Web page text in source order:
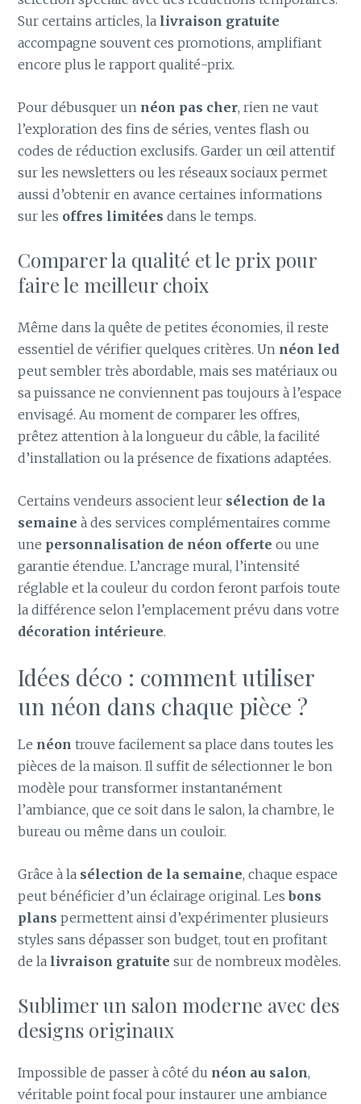
Sur certains articles, la livraison gratuite
accompagne souvent ces promotions, amplifiant
encore plus le rapport qualité-prix.
Pour débusquer un néon pas cher, rien ne vaut
l’exploration des fins de séries, ventes flash ou
codes de réduction exclusifs. Garder un œil attentif
sur les newsletters ou les réseaux sociaux permet
aussi d’obtenir en avance certaines informations
sur les offres limitées dans le temps.
Comparer la qualité et le prix pour
faire le meilleur choix
Même dans la quête de petites économies, il reste
essentiel de vérifier quelques critères. Un néon led
peut sembler très abordable, mais ses matériaux ou
sa puissance ne conviennent pas toujours à l’espace
envisagé. Au moment de comparer les offres,
prêtez attention à la longueur du câble, la facilité
d’installation ou la présence de fixations adaptées.
Certains vendeurs associent leur sélection de la
semaine à des services complémentaires comme
une personnalisation de néon offerte ou une
garantie étendue. L’ancrage mural, l’intensité
réglable et la couleur du cordon feront parfois toute
la différence selon l’emplacement prévu dans votre
décoration intérieure.
Idées déco : comment utiliser
un néon dans chaque pièce ?
Le néon trouve facilement sa place dans toutes les
pièces de la maison. Il suffit de sélectionner le bon
modèle pour transformer instantanément
l’ambiance, que ce soit dans le salon, la chambre, le
bureau ou même dans un couloir.
Grâce à la sélection de la semaine, chaque espace
peut bénéficier d’un éclairage original. Lesbons
plans permettent ainsi d’expérimenter plusieurs
styles sans dépasser son budget, tout en profitant
de la livraison gratuite sur de nombreux modèles.
Sublimer un salon moderne avec des
designs originaux
Impossible de passer à côté du néon au salon,
véritable point focal pour instaurer une ambiance